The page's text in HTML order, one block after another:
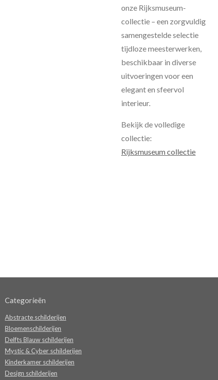
onze Rijksmuseum-
collectie – een zorgvuldig
samengestelde selectie
tijdloze meesterwerken,
beschikbaar in diverse
uitvoeringen voor een
elegant en sfeervol
interieur.
Bekijk de volledige
collectie:
Rijksmuseum collectie
Categorieën
Abstracte schilderijen
Bloemenschilderijen
Delfts Blauw schilderijen
Mystic & Cyber schilderijen
Kinderkamer schilderijen
Design schilderijen